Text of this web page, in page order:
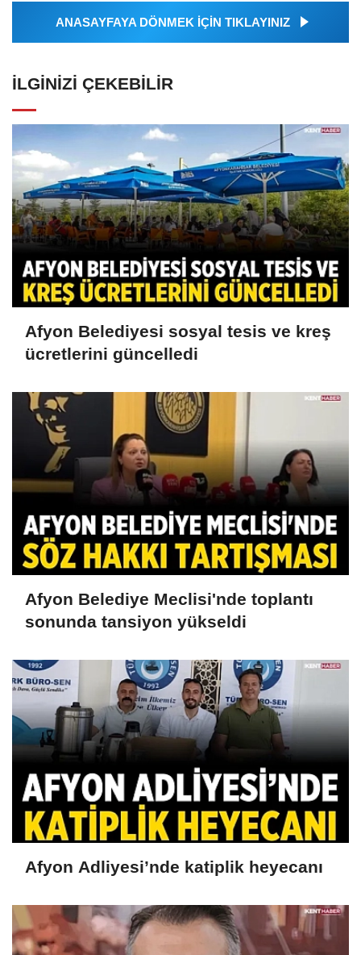
ANASAYFAYA DÖNMEK İÇİN TIKLAYINIZ
İLGINIZI ÇEKEBILIR
Afyon Belediyesi sosyal tesis ve kreş
ücretlerini güncelledi
Afyon Belediye Meclisi'nde toplantı
sonunda tansiyon yükseldi
Afyon Adliyesi’nde katiplik heyecanı